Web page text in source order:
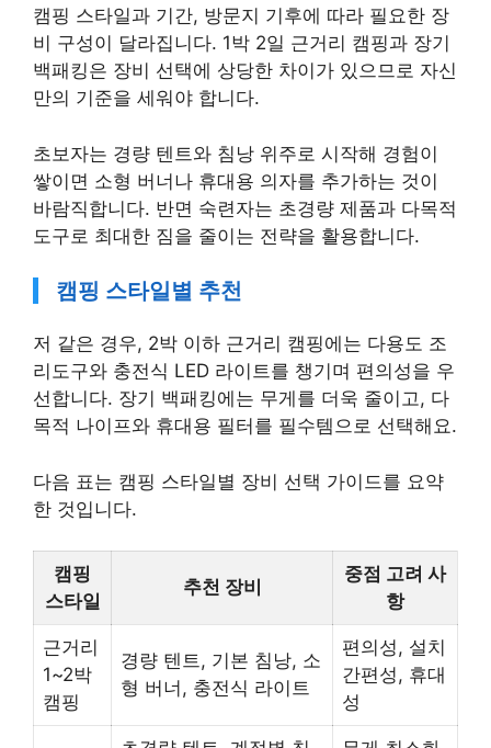
비 구성이 달라집니다. 1박 2일 근거리 캠핑과 장기
백패킹은 장비 선택에 상당한 차이가 있으므로 자신
만의 기준을 세워야 합니다.
쌓이면 소형 버너나 휴대용 의자를 추가하는 것이
바람직합니다. 반면 숙련자는 초경량 제품과 다목적
도구로 최대한 짐을 줄이는 전략을 활용합니다.
캠핑 스타일별 추천
리도구와 충전식 LED 라이트를 챙기며 편의성을 우
선합니다. 장기 백패킹에는 무게를 더욱 줄이고, 다
목적 나이프와 휴대용 필터를 필수템으로 선택해요.
한 것입니다.
캠핑
스타일
중점 고려 사
항
근거리
1~2박
캠핑
형 버너, 충전식 라이트
편의성, 설치
간편성, 휴대
성
초경량 텐트, 계절별 침
무게 최소화,